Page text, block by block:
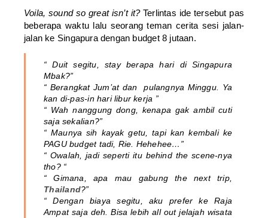
Voila, sound so great isn’t it?Terlintas ide tersebut pas
beberapa waktu lalu seorang teman cerita sesi jalan-
jalan ke Singapura dengan budget 8 jutaan.
“ Duit segitu, stay berapa hari di Singapura
Mbak?”
“ Berangkat Jum’at dan pulangnya Minggu. Ya
kan di-pas-in hari libur kerja ”
“ Wah nanggung dong, kenapa gak ambil cuti
saja sekalian?”
“ Maunya sih kayak getu, tapi kan kembali ke
PAGU budget tadi, Rie. Hehehee…”
“ Owalah, jadi seperti itu behind the scene-nya
tho? “
“ Gimana, apa mau gabung the next trip,
Thailand?”
“ Dengan biaya segitu, aku prefer ke Raja
Ampat saja deh. Bisa lebih all out jelajah wisata